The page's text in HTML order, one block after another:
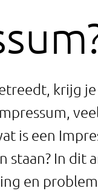
krijg
is een
In dit
en